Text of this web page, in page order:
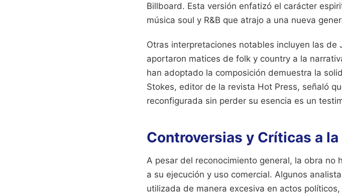
Billboard. Esta versión enfatizó el carácter
música soul y R&B que atrajo a una nueva
Otras interpretaciones notables incluyen las de
aportaron matices de folk y country a la
han adoptado la composición demuestra la
Stokes, editor de la revista Hot Press, señaló
reconfigurada sin perder su esencia es un
Controversias y Críticas a
A pesar del reconocimiento general, la obra
a su ejecución y uso comercial. Algunos
utilizada de manera excesiva en actos